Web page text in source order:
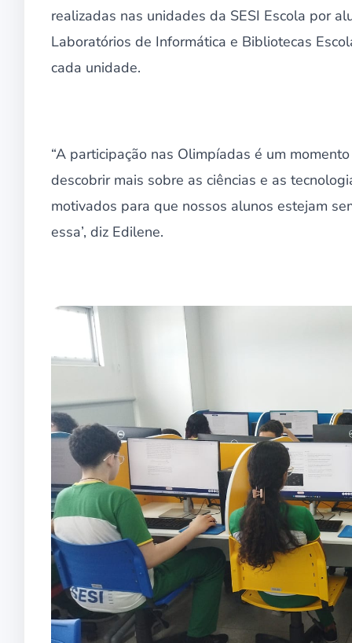
realizadas nas unidades da SESI Escola por
Laboratórios de Informática e Bibliotecas
cada unidade.
“A participação nas Olimpíadas é um
descobrir mais sobre as ciências e as
motivados para que nossos alunos estejam
essa’, diz Edilene.